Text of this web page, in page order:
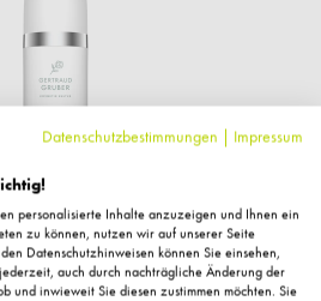
Gertraud Gruber
Serum, 30ml
Datenschutzbestimmungen | Impressum
personalisierte Inhalte anzuzeigen und Ihnen ein
zu können, nutzen wir auf unserer Seite
Datenschutzhinweisen können Sie einsehen,
auch durch nachträgliche Änderung der
und inwieweit Sie diesen zustimmen möchten. Sie